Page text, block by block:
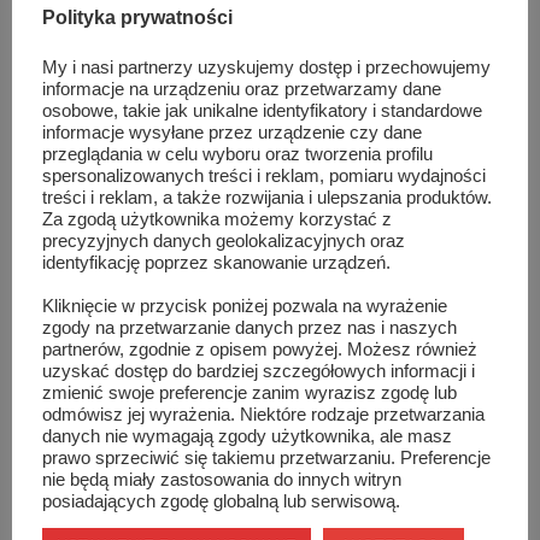
RADZIWIŁŁA za rolę OFICERA SS w spektaklu pt. „Dzień
gniewu”
• Weronice Wilczyńskiej z Teatru POZYTYWKA za rolę
NIBKA w spektaklu pt. „ W małym dworku”
• Iwonie Szewc z Teatru METAFORA za rolę IWONY w
spektaklu pt. „Pięć minut”
• Sylwii Jarszak za monodram pt. „W mojej obronie”.
Ponadto Jury wyróżniło:
• Teatr ZGRAJA Z WIOLINOWEJ z Domu Sztuki SMB Jary
w Warszawie za spektakl pt. „JAK JEST”
Polityka prywatności
My i nasi partnerzy uzyskujemy dostęp i przechowujemy
informacje na urządzeniu oraz przetwarzamy dane
osobowe, takie jak unikalne identyfikatory i standardowe
informacje wysyłane przez urządzenie czy dane
przeglądania w celu wyboru oraz tworzenia profilu
spersonalizowanych treści i reklam, pomiaru wydajności
treści i reklam, a także rozwijania i ulepszania produktów.
Za zgodą użytkownika możemy korzystać z
precyzyjnych danych geolokalizacyjnych oraz
identyfikację poprzez skanowanie urządzeń.
Kliknięcie w przycisk poniżej pozwala na wyrażenie
zgody na przetwarzanie danych przez nas i naszych
partnerów, zgodnie z opisem powyżej. Możesz również
uzyskać dostęp do bardziej szczegółowych informacji i
zmienić swoje preferencje zanim wyrazisz zgodę lub
odmówisz jej wyrażenia. Niektóre rodzaje przetwarzania
danych nie wymagają zgody użytkownika, ale masz
prawo sprzeciwić się takiemu przetwarzaniu. Preferencje
nie będą miały zastosowania do innych witryn
posiadających zgodę globalną lub serwisową.